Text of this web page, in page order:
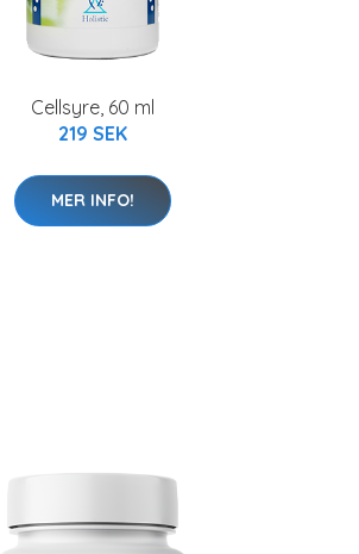
Cellsyre, 60 ml
219 SEK
MER INFO!